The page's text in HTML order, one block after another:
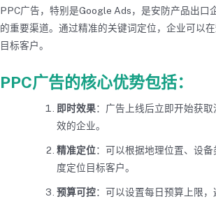
PPC广告，特别是Google Ads，是安防产品出口
的重要渠道。通过精准的关键词定位，企业可以
目标客户。
PPC广告的核心优势包括：
即时效果：广告上线后立即开始获
效的企业。
精准定位：可以根据地理位置、设
度定位目标客户。
预算可控：可以设置每日预算上限，